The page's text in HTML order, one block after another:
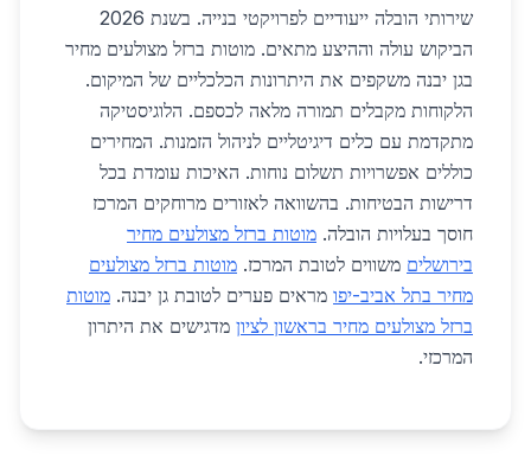
שירותי הובלה ייעודיים לפרויקטי בנייה. בשנת 2026
הביקוש עולה וההיצע מתאים. מוטות ברזל מצולעים מחיר
בגן יבנה משקפים את היתרונות הכלכליים של המיקום.
הלקוחות מקבלים תמורה מלאה לכספם. הלוגיסטיקה
מתקדמת עם כלים דיגיטליים לניהול הזמנות. המחירים
כוללים אפשרויות תשלום נוחות. האיכות עומדת בכל
דרישות הבטיחות. בהשוואה לאזורים מרוחקים המרכז
חוסך בעלויות הובלה. מוטות ברזל מצולעים מחיר
בירושלים משווים לטובת המרכז. מוטות ברזל מצולעים
מחיר בתל אביב-יפו מראים פערים לטובת גן יבנה. מוטות
ברזל מצולעים מחיר בראשון לציון מדגישים את היתרון
המרכזי.